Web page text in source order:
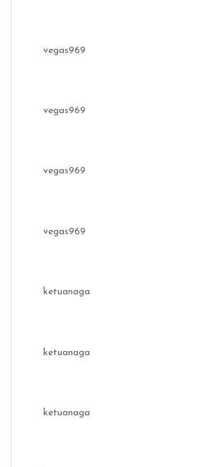
vegas969
vegas969
vegas969
vegas969
ketuanaga
ketuanaga
ketuanaga